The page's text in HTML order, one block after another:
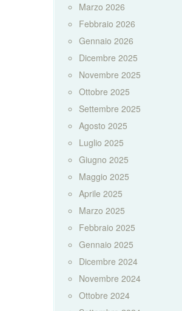
Marzo 2026
Febbraio 2026
Gennaio 2026
Dicembre 2025
Novembre 2025
Ottobre 2025
Settembre 2025
Agosto 2025
Luglio 2025
Giugno 2025
Maggio 2025
Aprile 2025
Marzo 2025
Febbraio 2025
Gennaio 2025
Dicembre 2024
Novembre 2024
Ottobre 2024